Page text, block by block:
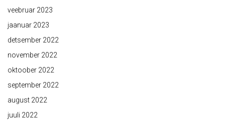
veebruar 2023
jaanuar 2023
detsember 2022
november 2022
oktoober 2022
september 2022
august 2022
juuli 2022